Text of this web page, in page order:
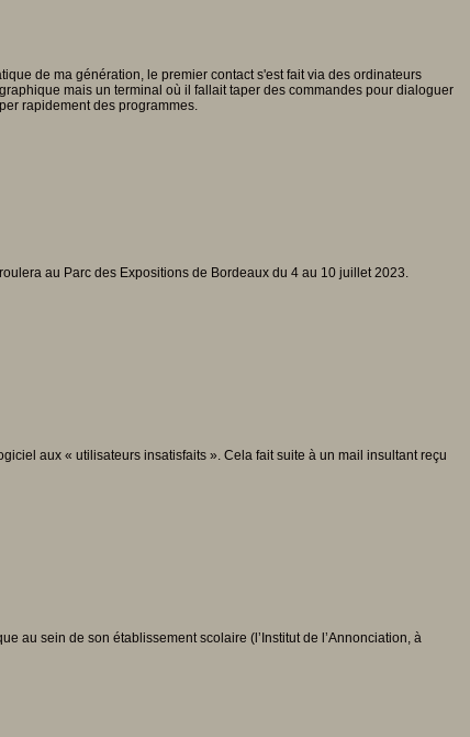
de ma génération, le premier contact s'est fait via des ordinateurs
mais un terminal où il fallait taper des commandes pour dialoguer
rapidement des programmes.
au Parc des Expositions de Bordeaux du 4 au 10 juillet 2023.
aux « utilisateurs insatisfaits ». Cela fait suite à un mail insultant reçu
au sein de son établissement scolaire (l’Institut de l’Annonciation, à